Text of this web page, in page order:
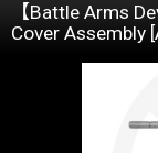
【Battle Arms
Cover Assembly [